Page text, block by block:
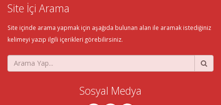
Site İçi Arama
Site içinde arama yapmak için aşağıda bulunan alan ile aramak istediğiniz
kelimeyi yazıp ilgili içerikleri görebilirsiniz.
Sosyal Medya